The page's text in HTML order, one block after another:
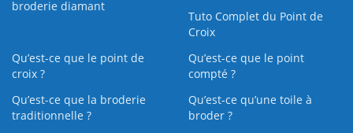
broderie diamant
Tuto Complet du Point de
Croix
Qu’est-ce que le point de
croix ?
Qu’est-ce que le point
compté ?
Qu’est-ce que la broderie
traditionnelle ?
Qu’est‑ce qu’une toile à
broder ?